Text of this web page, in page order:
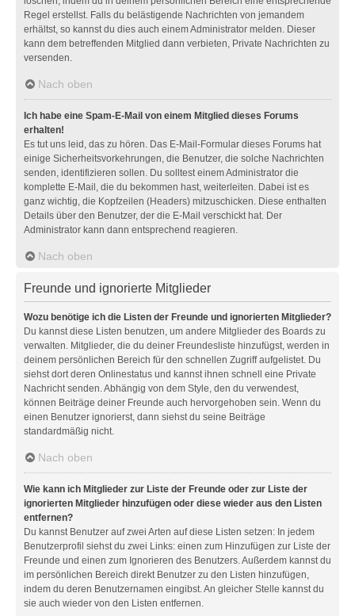
Regel erstellst. Falls du belästigende Nachrichten von jemandem
erhältst, so kannst du dies auch einem Administrator melden. Dieser
kann dem betreffenden Mitglied dann verbieten, Private Nachrichten zu
versenden.
Nach oben
Ich habe eine Spam-E-Mail von einem Mitglied dieses Forums
erhalten!
Es tut uns leid, das zu hören. Das E-Mail-Formular dieses Forums hat
einige Sicherheitsvorkehrungen, die Benutzer, die solche Nachrichten
senden, identifizieren sollen. Du solltest einem Administrator die
komplette E-Mail, die du bekommen hast, weiterleiten. Dabei ist es
ganz wichtig, die Kopfzeilen (Headers) mitzuschicken. Diese enthalten
Details über den Benutzer, der die E-Mail verschickt hat. Der
Administrator kann dann entsprechend reagieren.
Nach oben
Freunde und ignorierte Mitglieder
Wozu benötige ich die Listen der Freunde und ignorierten Mitglieder?
Du kannst diese Listen benutzen, um andere Mitglieder des Boards zu
verwalten. Mitglieder, die du deiner Freundesliste hinzufügst, werden in
deinem persönlichen Bereich für den schnellen Zugriff aufgelistet. Du
siehst dort deren Onlinestatus und kannst ihnen schnell eine Private
Nachricht senden. Abhängig von dem Style, den du verwendest,
können Beiträge deiner Freunde auch hervorgehoben sein. Wenn du
einen Benutzer ignorierst, dann siehst du seine Beiträge
standardmäßig nicht.
Nach oben
Wie kann ich Mitglieder zur Liste der Freunde oder zur Liste der
ignorierten Mitglieder hinzufügen oder diese wieder aus den Listen
entfernen?
Du kannst Benutzer auf zwei Arten auf diese Listen setzen: In jedem
Benutzerprofil siehst du zwei Links: einen zum Hinzufügen zur Liste der
Freunde und einen zum Ignorieren des Benutzers. Außerdem kannst du
im persönlichen Bereich direkt Benutzer zu den Listen hinzufügen,
indem du deren Benutzernamen eingibst. An gleicher Stelle kannst du
sie auch wieder von den Listen entfernen.